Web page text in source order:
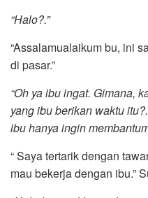
“Halo?.”
“Assalamualaikum bu, ini
di pasar.”
“Oh ya ibu ingat. Gimana,
yang ibu berikan waktu
ibu hanya ingin
“ Saya tertarik dengan
mau bekerja dengan ibu.”